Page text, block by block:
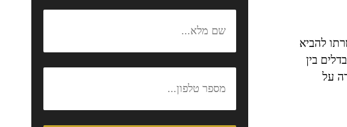
להביא
בין
על